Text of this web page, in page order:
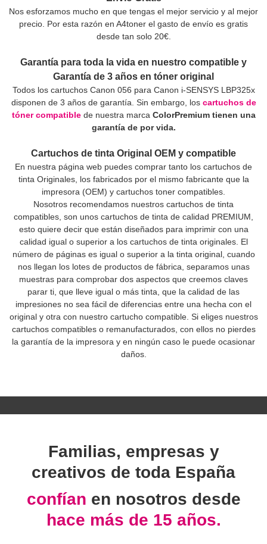
Nos esforzamos mucho en que tengas el mejor servicio y al mejor
precio. Por esta razón en A4toner el gasto de envío es gratis
desde tan solo 20€.
Garantía para toda la vida en nuestro compatible y
Garantía de 3 años en tóner original
Todos los cartuchos Canon 056 para Canon i-SENSYS LBP325x
disponen de 3 años de garantía. Sin embargo, los cartuchos de
tóner compatiblede nuestra marca ColorPremium tienen una
garantía de por vida.
Cartuchos de tinta Original OEM y compatible
En nuestra página web puedes comprar tanto los cartuchos de
tinta Originales, los fabricados por el mismo fabricante que la
impresora (OEM) y cartuchos toner compatibles.
Nosotros recomendamos nuestros cartuchos de tinta
compatibles, son unos cartuchos de tinta de calidad PREMIUM,
esto quiere decir que están diseñados para imprimir con una
calidad igual o superior a los cartuchos de tinta originales. El
número de páginas es igual o superior a la tinta original, cuando
nos llegan los lotes de productos de fábrica, separamos unas
muestras para comprobar dos aspectos que creemos claves
parar ti, que lleve igual o más tinta, que la calidad de las
impresiones no sea fácil de diferencias entre una hecha con el
original y otra con nuestro cartucho compatible. Si eliges nuestros
cartuchos compatibles o remanufacturados, con ellos no pierdes
la garantía de la impresora y en ningún caso le puede ocasionar
daños.
Familias, empresas y
creativos de toda España
confían en nosotros desde
hace más de 15 años.